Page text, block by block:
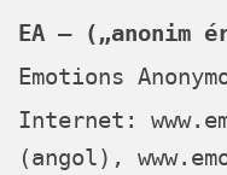
EA – („anonim
Emotions
Internet:
(angol),